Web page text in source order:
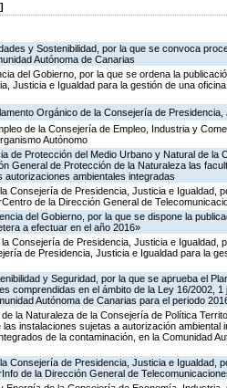
]
y Sostenibilidad, por la que se convoca
Autónoma de Canarias
del Gobierno, por la que se ordena la
Justicia e Igualdad para la gestión de una
Orgánico de la Consejería de Presidencia,
de la Consejería de Empleo, Industria y
Autónomo
de Protección del Medio Urbano y Natural de la
General de Protección de la Naturaleza las
ambientales integradas
Consejería de Presidencia, Justicia e Igualdad,
de la Dirección General de
del Gobierno, por la que se dispone la
a efectuar en el año 2016»
Consejería de Presidencia, Justicia e Igualdad,
de Presidencia, Justicia e Igualdad para la
y Seguridad, por la que se aprueba el
comprendidas en el ámbito de la Ley 16/2002, 1
Autónoma de Canarias para el periodo
la Naturaleza de la Consejería de Política
instalaciones sujetas a autorización ambiental
de la contaminación, en la Comunidad
Consejería de Presidencia, Justicia e Igualdad,
de la Dirección General de